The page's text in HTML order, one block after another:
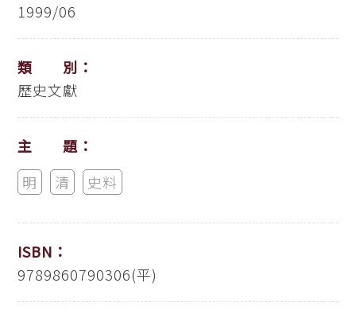
1999/06
類 別：
歷史文獻
主 題：
明
清 史料
ISBN：
9789860790306(平)